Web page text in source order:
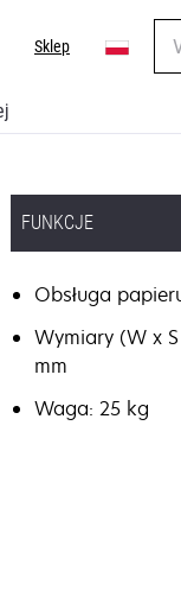
Sklep
FUNKCJE
Obsługa
Wymiary (W x
mm
Waga: 25 kg